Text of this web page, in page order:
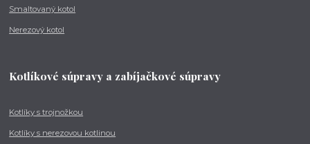
Smaltovaný kotol
Nerezový kotol
Kotlíkové súpravy a zabíjačkové súpravy
Kotlíky s trojnožkou
Kotlíky s nerezovou kotlinou